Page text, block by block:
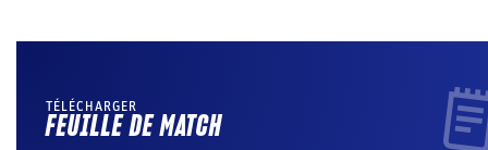
TÉLÉCHARGER
FEUILLE DE MATCH